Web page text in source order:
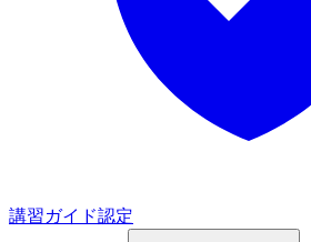
講習ガイド認定